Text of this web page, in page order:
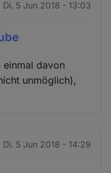
Di. 5 Jun 2018 - 13:03
einmal davon
unmöglich),
Di. 5 Jun 2018 - 14:29